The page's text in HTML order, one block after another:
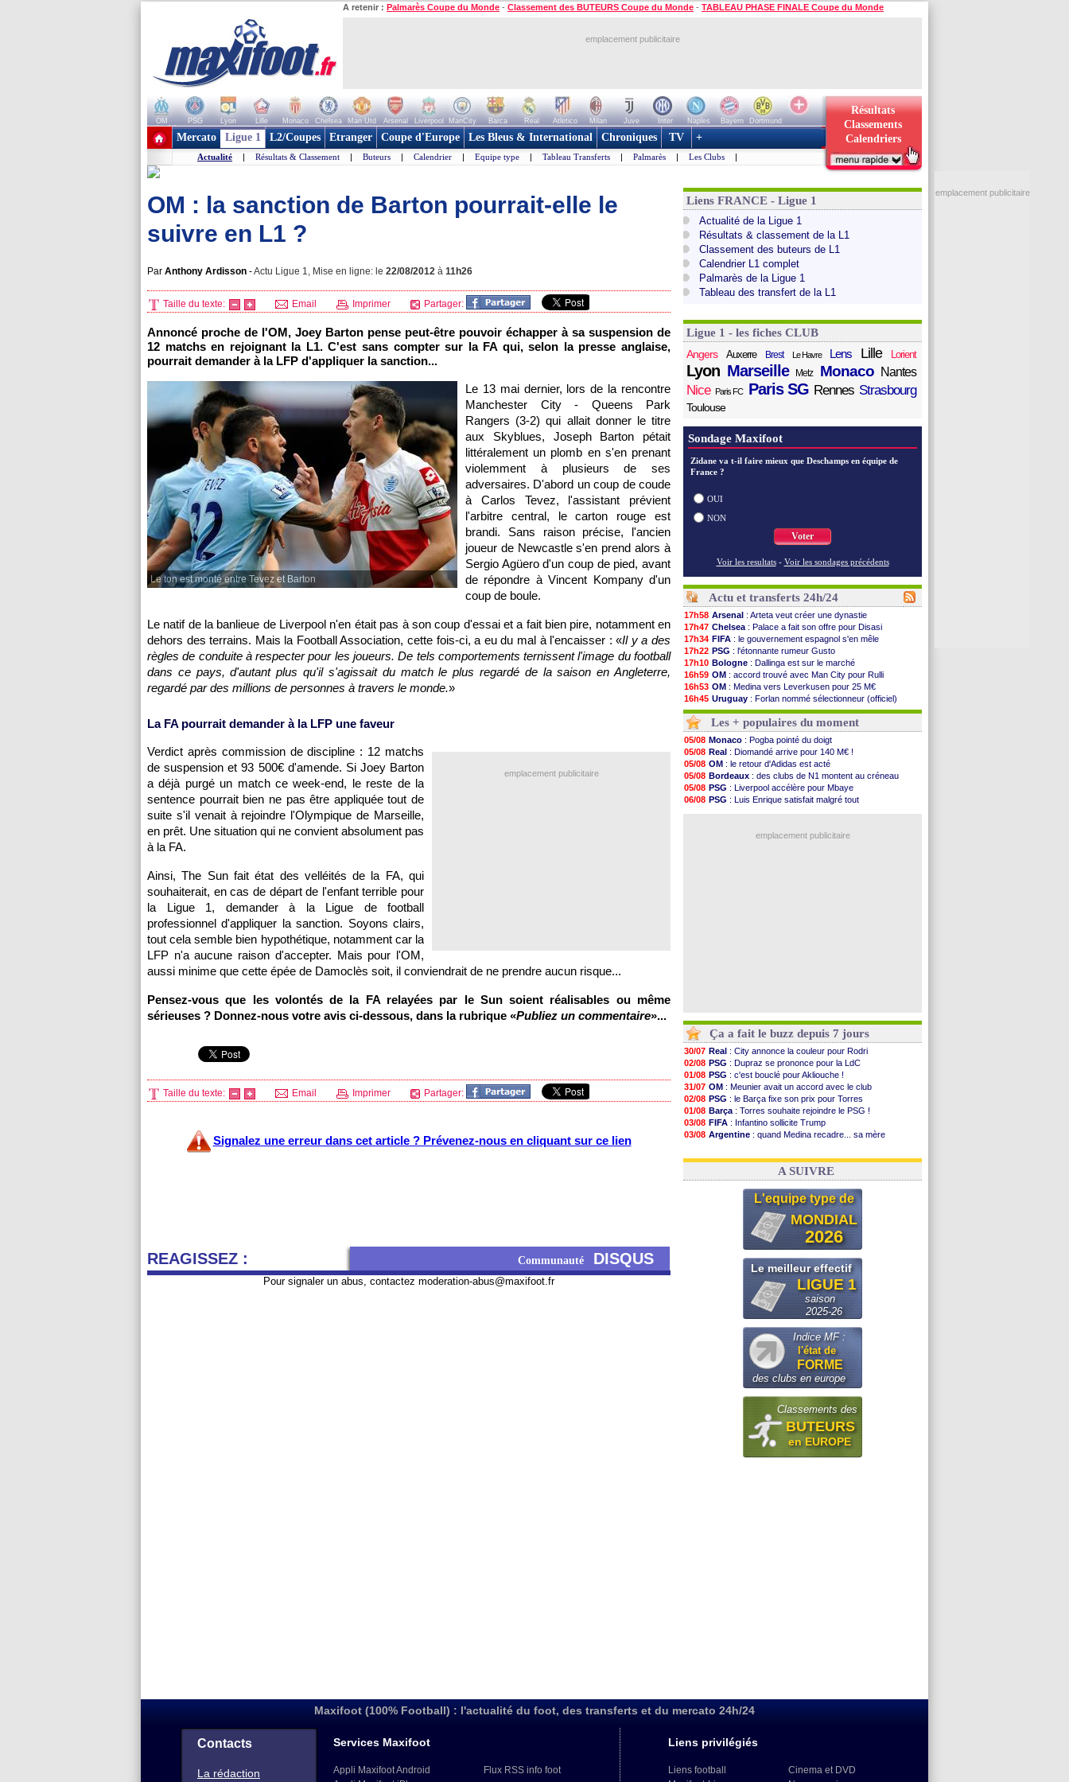
A retenir : Palmarès Coupe du Monde - Classement des BUTEURS Coupe du Monde - TABLEAU PHASE FINALE Coupe du Monde
emplacement publicitaire
OM PSG Lyon Lille Monaco Chelsea Man Utd Arsenal Liverpool ManCity Barca Real Atletico Milan Juve Inter Naples Bayern
Dortmund
+ de clubs
Résultats
Classements
Calendriers
Mercato Ligue 1 L2/Coupes Etranger Coupe d'Europe Les Bleus & International Chroniques TV +
Actualité | Résultats & Classement | Buteurs | Calendrier | Equipe type | Tableau Transferts | Palmarès | Les Clubs |
OM : la sanction de Barton pourrait-elle le
suivre en L1 ?
Par Anthony Ardisson -Actu Ligue 1, Mise en ligne: le 22/08/2012 à 11h26
Taille du texte: Email Imprimer Partager:
Annoncé proche de l'OM, Joey Barton pense peut-être pouvoir échapper à sa suspension de
12 matchs en rejoignant la L1. C'est sans compter sur la FA qui, selon la presse anglaise,
pourrait demander à la LFP d'appliquer la sanction...
Le ton est monté entre Tevez et Barton
Le 13 mai dernier, lors de la rencontre
Manchester City - Queens Park
Rangers (3-2) qui allait donner le titre
aux Skyblues, Joseph Barton pétait
littéralement un plomb en s'en prenant
violemment à plusieurs de ses
adversaires. D'abord un coup de coude
à Carlos Tevez, l'assistant prévient
l'arbitre central, le carton rouge est
brandi. Sans raison précise, l'ancien
joueur de Newcastle s'en prend alors à
Sergio Agüero d'un coup de pied, avant
de répondre à Vincent Kompany d'un
coup de boule.
Le natif de la banlieue de Liverpool n'en était pas à son coup d'essai et a fait bien pire, notamment en
dehors des terrains. Mais la Football Association, cette fois-ci, a eu du mal à l'encaisser : «Il y a des
règles de conduite à respecter pour les joueurs. De tels comportements ternissent l'image du football
dans ce pays, d'autant plus qu'il s'agissait du match le plus regardé de la saison en Angleterre,
regardé par des millions de personnes à travers le monde.»
La FA pourrait demander à la LFP une faveur
emplacement publicitaire
Verdict après commission de discipline : 12 matchs
de suspension et 93 500€ d'amende. Si Joey Barton
a déjà purgé un match ce week-end, le reste de la
sentence pourrait bien ne pas être appliquée tout de
suite s'il venait à rejoindre l'Olympique de Marseille,
en prêt. Une situation qui ne convient absolument pas
à la FA.
Ainsi, The Sun fait état des velléités de la FA, qui
souhaiterait, en cas de départ de l'enfant terrible pour
la Ligue 1, demander à la Ligue de football
professionnel d'appliquer la sanction. Soyons clairs,
tout cela semble bien hypothétique, notamment car la
LFP n'a aucune raison d'accepter. Mais pour l'OM,
aussi minime que cette épée de Damoclès soit, il conviendrait de ne prendre aucun risque...
Pensez-vous que les volontés de la FA relayées par le Sun soient réalisables ou même
sérieuses ? Donnez-nous votre avis ci-dessous, dans la rubrique «Publiez un commentaire»...
Taille du texte: Email Imprimer Partager:
Signalez une erreur dans cet article ? Prévenez-nous en cliquant sur ce lien
REAGISSEZ : Communauté DISQUS
Pour signaler un abus, contactez moderation-abus@maxifoot.fr
Liens FRANCE - Ligue 1
Actualité de la Ligue 1
Résultats & classement de la L1
Classement des buteurs de L1
Calendrier L1 complet
Palmarès de la Ligue 1
Tableau des transfert de la L1
Ligue 1 - les fiches CLUB
Angers
Auxerre Brest Le Havre Lens Lille Lorient
Lyon Marseille Metz Monaco Nantes
Nice Paris FC Paris SG Rennes Strasbourg
Toulouse
Sondage Maxifoot
Zidane va t-il faire mieux que Deschamps en équipe de
France ?
OUI
NON
Voter
Voir les resultats - Voir les sondages précédents
Actu et transferts 24h/24
17h58 Arsenal : Arteta veut créer une dynastie
17h47 Chelsea : Palace a fait son offre pour Disasi
17h34 FIFA : le gouvernement espagnol s'en mêle
17h22 PSG : l'étonnante rumeur Gusto
17h10 Bologne : Dallinga est sur le marché
16h59 OM : accord trouvé avec Man City pour Rulli
16h53 OM : Medina vers Leverkusen pour 25 M€
16h45 Uruguay : Forlan nommé sélectionneur (officiel)
16h34 Séville: Juanlu signe à Bournemouth (officiel)
16h21
PSG : Ndjantou heureux d'avoir rejoué
16h04 Real: Diomandé pour 140 M€ ! (officiel)
15h50
Man City : Rodri préfère le Barça au Real !
15h40
Rennes: Aït Boudlal veut rejoindre Fulham
15h18
Aston Villa: Liverpool cible aussi Konsa
15h01
OM: une approche pour Diatta
14h46
Le Havre: Diaw va signer à Lille
14h25
Trabzonspor: Salah a signé ! (officiel)
Fenerbahçe: Greenwood savoure son premier ...
Les + populaires du moment
05/08 Monaco : Pogba pointé du doigt
05/08 Real : Diomandé arrive pour 140 M€ !
05/08 OM : le retour d'Adidas est acté
05/08 Bordeaux : des clubs de N1 montent au créneau
05/08 PSG : Liverpool accélère pour Mbaye
06/08 PSG : Luis Enrique satisfait malgré tout
emplacement publicitaire
Ça a fait le buzz depuis 7 jours
30/07 Real : City annonce la couleur pour Rodri
02/08 PSG : Dupraz se prononce pour la LdC
01/08 PSG : c'est bouclé pour Akliouche !
31/07 OM : Meunier avait un accord avec le club
02/08 PSG : le Barça fixe son prix pour Torres
01/08 Barça : Torres souhaite rejoindre le PSG !
03/08 FIFA : Infantino sollicite Trump
03/08 Argentine : quand Medina recadre... sa mère
03/08 OM: Paixão attire un 2e club anglais
A SUIVRE
L'equipe type de
MONDIAL
2026
Le meilleur effectif
LIGUE 1
saison
2025-26
Indice MF :
l'état de
FORME
des clubs en europe
Classements des
BUTEURS
en EUROPE
emplacement publicitaire
Maxifoot (100% Football) : l'actualité du foot, des transferts et du mercato 24h/24
Contacts
La rédaction
Services Maxifoot
Appli Maxifoot Android
Flux RSS info foot
Liens privilégiés
Liens football
Cinema et DVD